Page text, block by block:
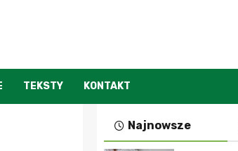
TEKSTY KONTAKT
Najnowsze